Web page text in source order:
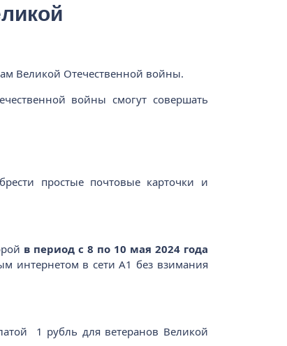
Великой Отечественной войны.
войны смогут совершать
простые почтовые карточки и
в период с 8 по 10 мая 2024 года
интернетом в сети А1 без взимания
1 рубль для ветеранов Великой